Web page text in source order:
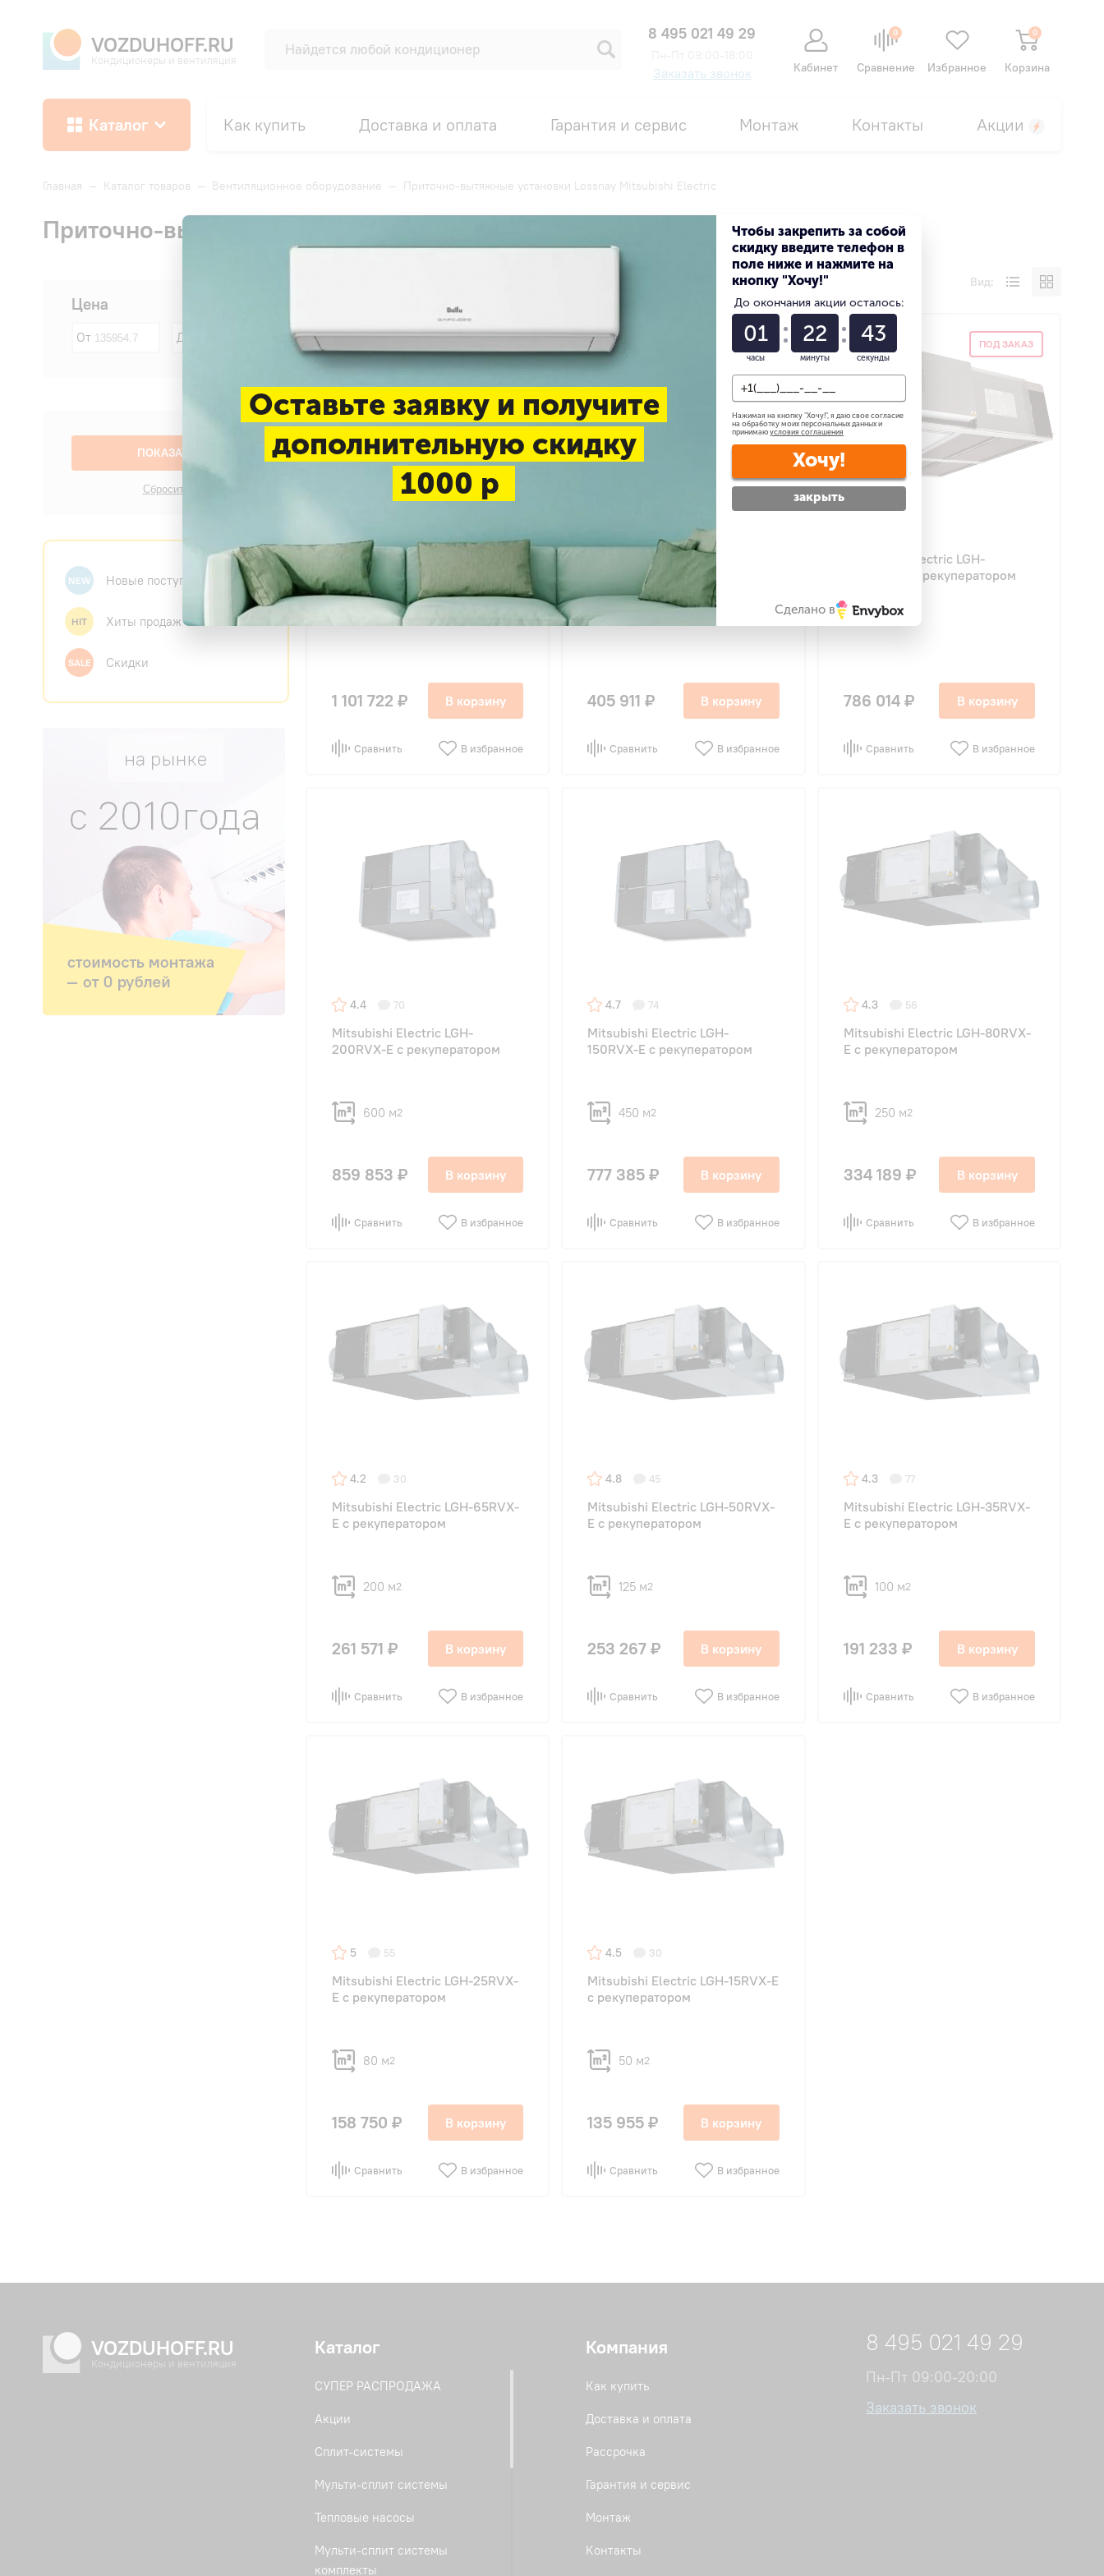
VOZDUHOFF.RU
Кондиционеры и вентиляция
8 495 021 49 29
Заказать звонок Кабинет
0
Сравнение Избранное
0
Корзина
Каталог Как купить Доставка и оплата Гарантия и сервис Монтаж Контакты Акции
Главная — Каталог товаров — Вентиляционное оборудование — Приточно-вытяжные установки Lossnay Mitsubishi Electric
Приточно-вытяжные установки Lossnay Mitsubishi Electric
Цена
От До
NEW Новые поступления
HIT Хиты продаж
SALE Скидки
Вид:
Mitsubishi Electric LGH-
250RVXT-E с рекуператором
1 101 722 ₽ В корзину
Сравнить В избранное
Mitsubishi Electric LGH-
200RVXT-E с рекуператором
405 911 ₽ В корзину
Сравнить В избранное
ПОД ЗАКАЗ
Mitsubishi Electric LGH-
150RVXT-E с рекуператором
786 014 ₽ В корзину
Сравнить В избранное
4.4 70
Mitsubishi Electric LGH-
200RVX-E с рекуператором
600 м2
859 853 ₽ В корзину
Сравнить В избранное
4.7 74
Mitsubishi Electric LGH-
150RVX-E с рекуператором
450 м2
777 385 ₽ В корзину
Сравнить В избранное
4.3 56
Mitsubishi Electric LGH-80RVX-
E с рекуператором
250 м2
334 189 ₽ В корзину
Сравнить В избранное
4.2 30
Mitsubishi Electric LGH-65RVX-
E с рекуператором
200 м2
261 571 ₽ В корзину
Сравнить В избранное
4.8 45
Mitsubishi Electric LGH-50RVX-
E с рекуператором
125 м2
253 267 ₽ В корзину
Сравнить В избранное
4.3 77
Mitsubishi Electric LGH-35RVX-
E с рекуператором
100 м2
191 233 ₽ В корзину
Сравнить В избранное
5 55
Mitsubishi Electric LGH-25RVX-
E с рекуператором
80 м2
158 750 ₽ В корзину
Сравнить В избранное
4.5 30
Mitsubishi Electric LGH-15RVX-E
с рекуператором
50 м2
135 955 ₽ В корзину
Сравнить В избранное
VOZDUHOFF.RU
Кондиционеры и вентиляция
Каталог
СУПЕР РАСПРОДАЖА
Акции
Сплит-системы
Мульти-сплит системы
Тепловые насосы
Мульти-сплит системы
комплекты
Компания
Как купить
Доставка и оплата
Рассрочка
Гарантия и сервис
Монтаж
Контакты
8 495 021 49 29
Пн-Пт 09:00-20:00
Заказать звонок
Оставьте заявку и получите
дополнительную скидку
1000 р
Чтобы закрепить за собой
скидку введите телефон в
поле ниже и нажмите на
кнопку "Хочу!"
До окончания акции осталось:
01
часы
22
минуты
42
секунды
Нажимая на кнопку "Хочу!", я даю свое согласие
на обработку моих персональных данных и
принимаю условия соглашения
Хочу!
закрыть
Сделано в